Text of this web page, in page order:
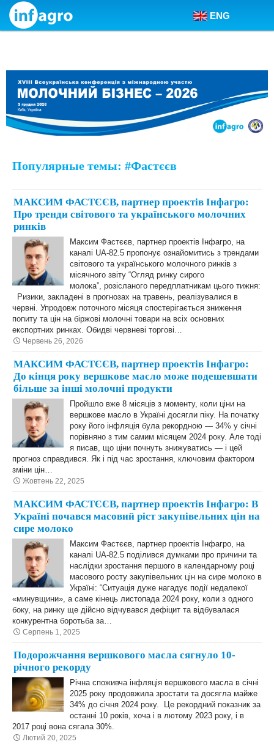
Skip to content
ENG
Популярные темы: #Фастєєв
МАКСИМ ФАСТЄЄВ, партнер проектів Інфагро:
Про тренди світового та українського молочних
ринків
Максим Фастєєв, партнер проектів Інфагро, на
каналі UA-82.5 пропонує ознайомитись з трендами
світового та українського молочного ринків з
місячного звіту “Огляд ринку сирого
молока”, розісланого передплатникам цього тижня:
Ризики, закладені в прогнозах на травень, реалізувалися в
червні. Упродовж поточного місяця спостерігається зниження
попиту та цін на біржові молочні товари на всіх основних
експортних ринках. Обидві червневі торгові…
Червень 26, 2026
МАКСИМ ФАСТЄЄВ, партнер проектів Інфагро:
До кінця року вершкове масло може подешевшати
більше за інші молочні продукти
Пройшло вже 8 місяців з моменту, коли ціни на
вершкове масло в Україні досягли піку. На початку
року його інфляція була рекордною — 34% у січні
порівняно з тим самим місяцем 2024 року. Але тоді
я писав, що ціни почнуть знижуватись — і цей
прогноз справдився. Як і під час зростання, ключовим фактором
зміни цін…
Жовтень 22, 2025
МАКСИМ ФАСТЄЄВ, партнер проектів Інфагро: В
Україні почався масовий ріст закупівельних цін на
сире молоко
Максим Фастєєв, партнер проектів Інфагро, на
каналі UA-82.5 поділився думками про причини та
наслідки зростання першого в календарному році
масового росту закупівельних цін на сире молоко в
Україні: “Ситуація дуже нагадує події недалекої
«минувщини», а саме кінець листопада 2024 року, коли з одного
боку, на ринку ще дійсно відчувався дефіцит та відбувалася
конкурентна боротьба за…
Серпень 1, 2025
Подорожчання вершкового масла сягнуло 10-
річного рекорду
Річна споживча інфляція вершкового масла в січні
2025 року продовжила зростати та досягла майже
34% до січня 2024 року. Це рекордний показник за
останні 10 років, хоча і в лютому 2023 року, і в
2017 році вона сягала 30%.
Лютий 20, 2025